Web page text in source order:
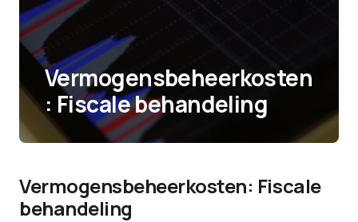
Vermogensbeheerkosten
: Fiscale behandeling
Vermogensbeheerkosten: Fiscale
behandeling